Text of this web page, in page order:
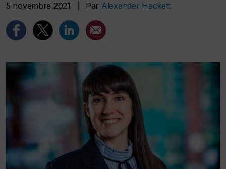
5 novembre 2021 Par Alexander Hackett